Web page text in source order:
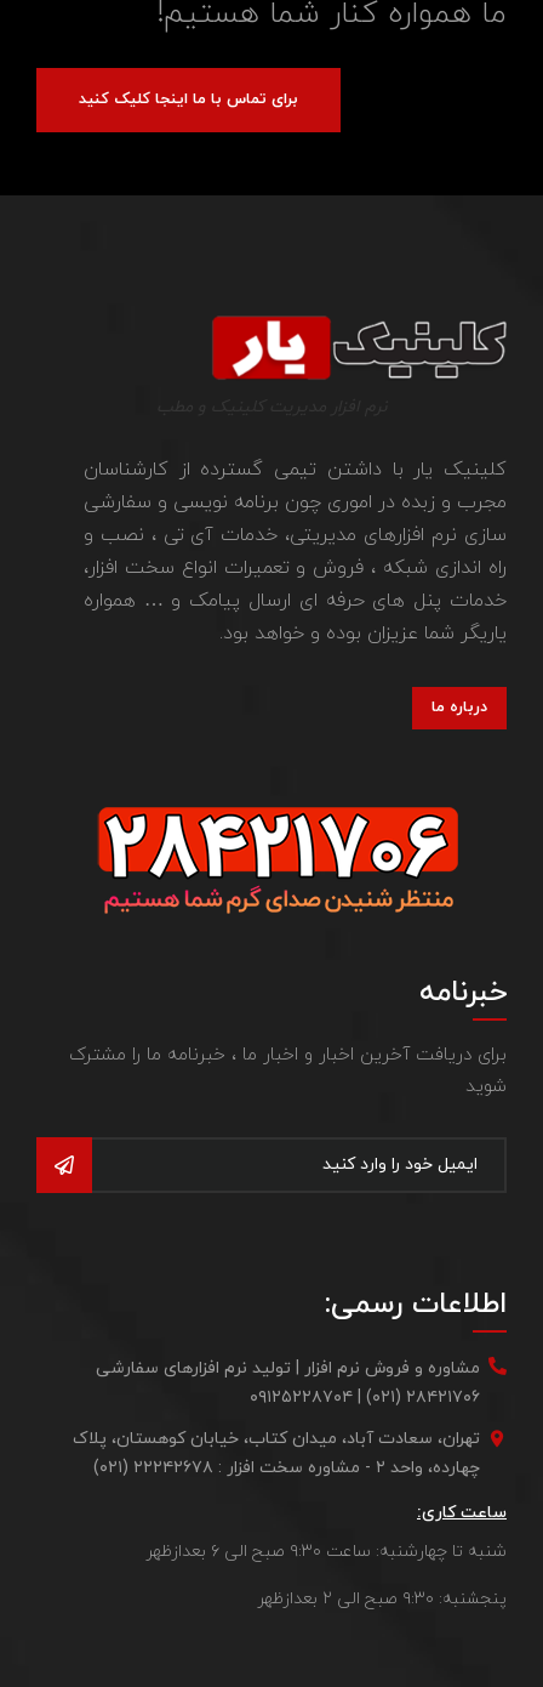
ما همواره کنار شما هستیم!
برای تماس با ما اینجا کلیک کنید
کلینیک یار با داشتن تیمی گسترده از کارشناسان
مجرب و زبده در اموری چون برنامه نویسی و سفارشی
سازی نرم افزارهای مدیریتی، خدمات آی تی ، نصب و
راه اندازی شبکه ، فروش و تعمیرات انواع سخت افزار،
خدمات پنل های حرفه ای ارسال پیامک و … همواره
یاریگر شما عزیزان بوده و خواهد بود.
درباره ما
خبرنامه
برای دریافت آخرین اخبار و اخبار ما ، خبرنامه ما را مشترک
شوید
اطلاعات رسمی:
مشاوره و فروش نرم افزار | تولید نرم افزارهای سفارشی
۲۸۴۲۱۷۰۶ (۰۲۱) | ۰۹۱۲۵۲۲۸۷۰۴
تهران، سعادت آباد، میدان کتاب، خیابان کوهستان، پلاک
چهارده، واحد ۲ - مشاوره سخت افزار : ۲۲۲۴۲۶۷۸ (۰۲۱)
ساعت کاری:
شنبه تا چهارشنبه: ساعت ۹:۳۰ صبح الی ۶ بعدازظهر
پنجشنبه: ۹:۳۰ صبح الی ۲ بعدازظهر